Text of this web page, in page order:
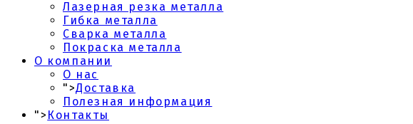
Лазерная резка металла
Гибка металла
Сварка металла
Покраска металла
О компании
О нас
">Доставка
Полезная информация
"> Контакты